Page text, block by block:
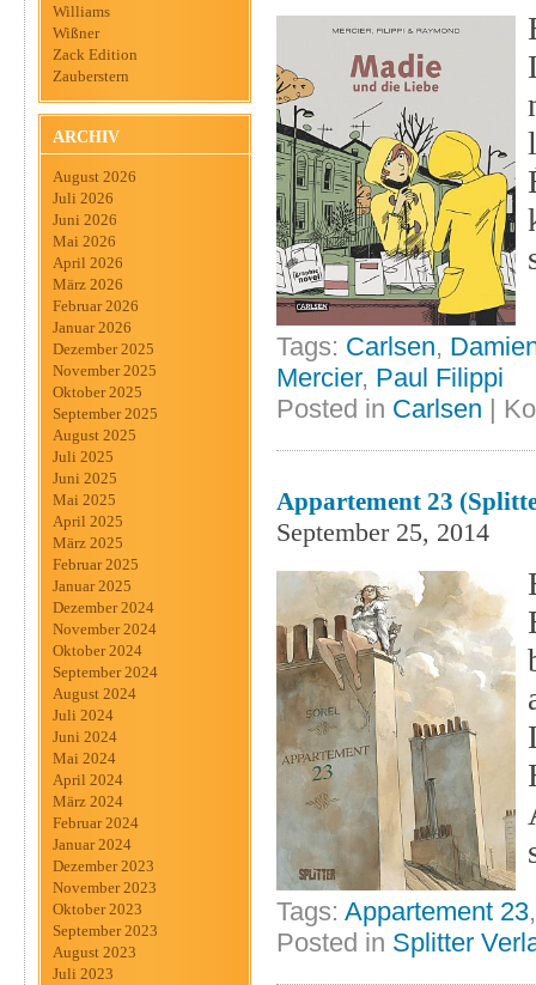
Williams
Wißner
Zack Edition
Zauberstern
ARCHIV
August 2026
Juli 2026
Juni 2026
Mai 2026
April 2026
März 2026
Februar 2026
Januar 2026
Dezember 2025
November 2025
Oktober 2025
September 2025
August 2025
Juli 2025
Juni 2025
Mai 2025
April 2025
März 2025
Februar 2025
Januar 2025
Dezember 2024
November 2024
Oktober 2024
September 2024
August 2024
Juli 2024
Juni 2024
Mai 2024
April 2024
März 2024
Februar 2024
Januar 2024
Dezember 2023
November 2023
Oktober 2023
September 2023
August 2023
Juli 2023
Tags: Carlsen,
Mercier, Paul Filippi
Posted in Carlsen
Appartement 23
September 25, 2014
Tags: Appartement 23
Posted in Splitter